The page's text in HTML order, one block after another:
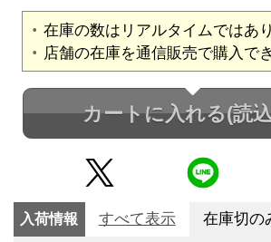
在庫の数はリアルタイムではあ
店舗の在庫を通信販売で購入で
カートに入れる(読
入荷情報 すべて表示 在庫切の